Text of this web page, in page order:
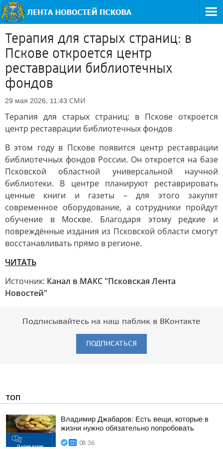
Терапия для старых страниц: в
Пскове откроется центр
реставрации библиотечных
фондов
29 мая 2026, 11:43 СМИ
Терапия для старых страниц: в Пскове откроется
центр реставрации библиотечных фондов
В этом году в Пскове появится центр реставрации
библиотечных фондов России. Он откроется на базе
Псковской областной универсальной научной
библиотеки. В центре планируют реставрировать
ценные книги и газеты – для этого закупят
современное оборудование, а сотрудники пройдут
обучение в Москве. Благодаря этому редкие и
повреждённые издания из Псковской области смогут
восстанавливать прямо в регионе.
ЧИТАТЬ
Источник: Канал в МАКС "Псковская Лента
Новостей"
Подписывайтесь на наш паблик в ВКонтакте
ПОДПИСАТЬСЯ
ТОП
Владимир Джабаров: Есть вещи, которые в
жизни нужно обязательно попробовать
08:36